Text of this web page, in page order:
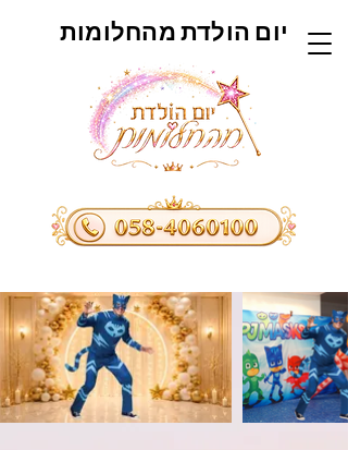
יום הולדת מהחלומות